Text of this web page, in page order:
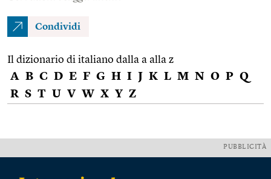
Condividi
Il dizionario di italiano dalla a alla z
A B C D E F G H I J K L M N O P Q
R S T U V W X Y Z
PUBBLICITÀ